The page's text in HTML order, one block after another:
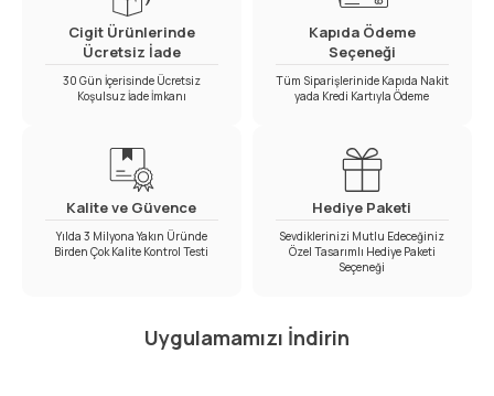
Cigit Ürünlerinde
Ücretsiz İade
30 Gün İçerisinde Ücretsiz
Koşulsuz İade İmkanı
Kapıda Ödeme
Seçeneği
Tüm Siparişlerinide Kapıda Nakit
yada Kredi Kartıyla Ödeme
Kalite ve Güvence
Yılda 3 Milyona Yakın Üründe
Birden Çok Kalite Kontrol Testi
Hediye Paketi
Sevdiklerinizi Mutlu Edeceğiniz
Özel Tasarımlı Hediye Paketi
Seçeneği
Uygulamamızı İndirin